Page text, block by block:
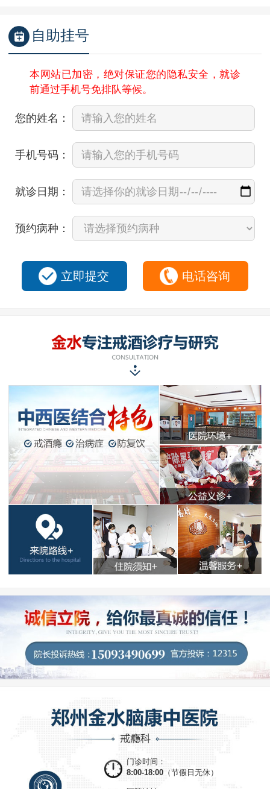
自助挂号
本网站已加密，绝对保证您的隐私安全，就诊
前通过手机号免排队等候。
您的姓名：
手机号码：
就诊日期：
预约病种：
立即提交 电话咨询
门诊时间：
8:00-18:00 （节假日无休）